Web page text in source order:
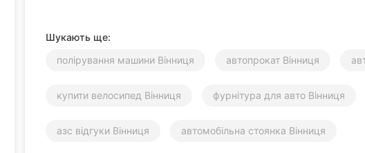
Шукають ще:
полірування машини Вінниця
автопрокат Вінниця
купити велосипед Вінниця фурнітура для авто Вінниця
азс відгуки Вінниця автомобільна стоянка Вінниця